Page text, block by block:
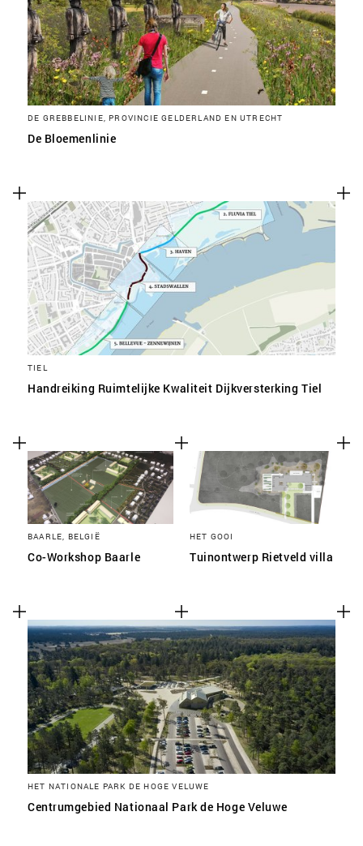
DE GREBBELINIE, PROVINCIE GELDERLAND EN UTRECHT
De Bloemenlinie
TIEL
Handreiking Ruimtelijke Kwaliteit Dijkversterking Tiel
BAARLE, BELGIË
Co-Workshop Baarle
HET GOOI
Tuinontwerp Rietveld villa
HET NATIONALE PARK DE HOGE VELUWE
Centrumgebied Nationaal Park de Hoge Veluwe